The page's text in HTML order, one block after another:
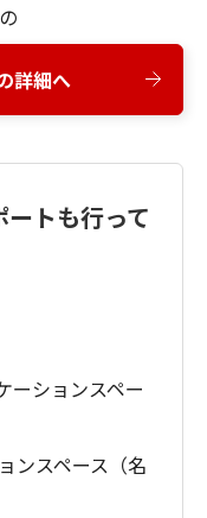
詳細へ
トも行って
ーションスペー
ンスペース（名